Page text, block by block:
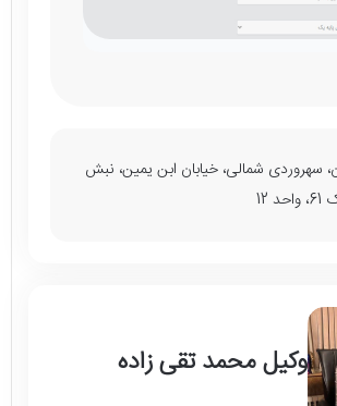
سهروردی شمالی، خیابان ابن یمین، نبش
وکیل محمد تقی زاده